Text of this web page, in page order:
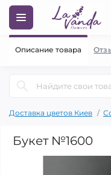
Доставка цветов Киев
Букет №1600
Описание товара